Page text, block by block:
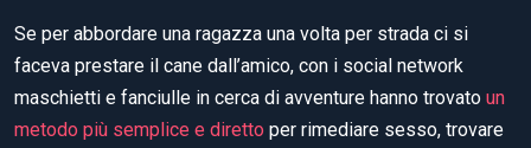
Se per abbordare una ragazza una volta per strada ci si
faceva prestare il cane dall’amico, con i social network
maschietti e fanciulle in cerca di avventure hanno trovato un
metodo più semplice e diretto per rimediare sesso, trovare